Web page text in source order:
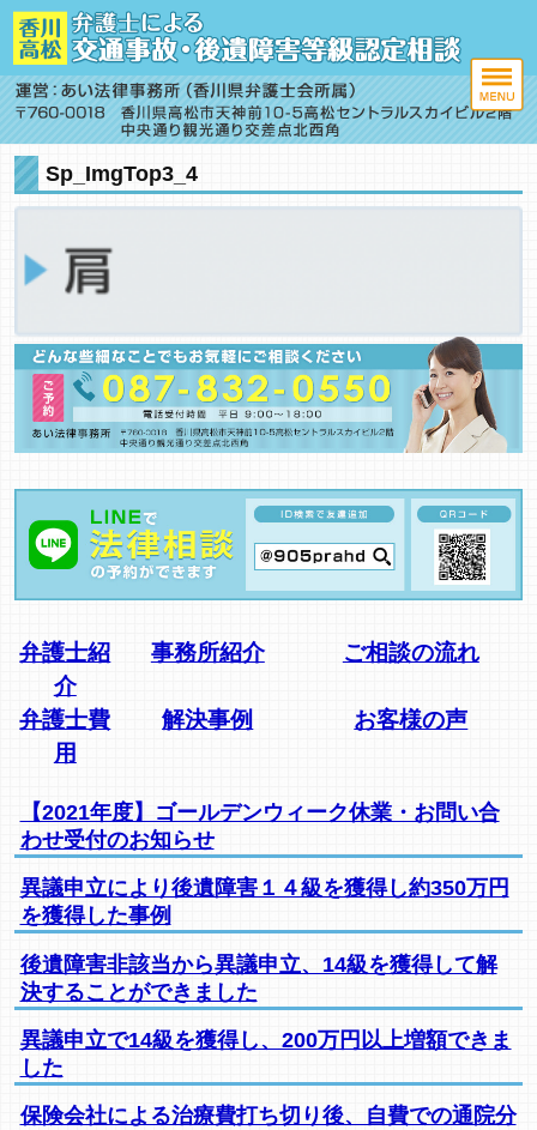
Sp_ImgTop3_4
弁護士紹
介
事務所紹介 ご相談の流れ
弁護士費
用
解決事例 お客様の声
【2021年度】ゴールデンウィーク休業・お問い合
わせ受付のお知らせ
異議申立により後遺障害１４級を獲得し約350万円
を獲得した事例
後遺障害非該当から異議申立、14級を獲得して解
決することができました
異議申立で14級を獲得し、200万円以上増額できま
した
保険会社による治療費打ち切り後、自費での通院分